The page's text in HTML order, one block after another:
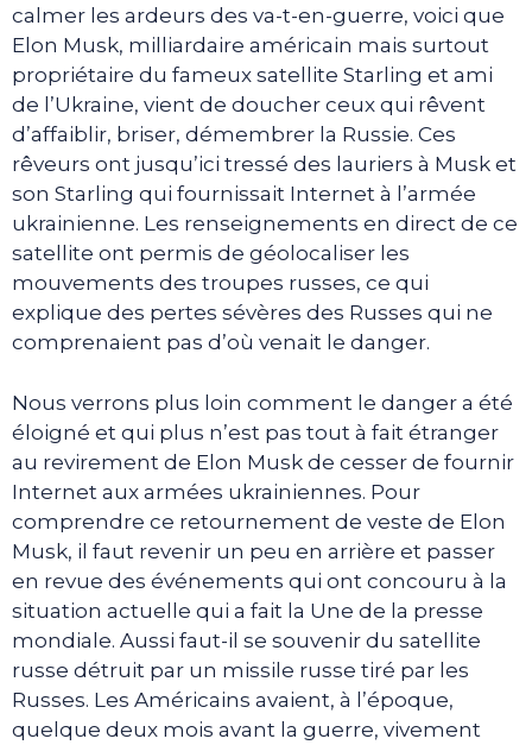
calmer les ardeurs des va-t-en-guerre, voici que
Elon Musk, milliardaire américain mais surtout
propriétaire du fameux satellite Starling et ami
de l’Ukraine, vient de doucher ceux qui rêvent
d’affaiblir, briser, démembrer la Russie. Ces
rêveurs ont jusqu’ici tressé des lauriers à Musk et
son Starling qui fournissait Internet à l’armée
ukrainienne. Les renseignements en direct de ce
satellite ont permis de géolocaliser les
mouvements des troupes russes, ce qui
explique des pertes sévères des Russes qui ne
comprenaient pas d’où venait le danger.
Nous verrons plus loin comment le danger a été
éloigné et qui plus n’est pas tout à fait étranger
au revirement de Elon Musk de cesser de fournir
Internet aux armées ukrainiennes. Pour
comprendre ce retournement de veste de Elon
Musk, il faut revenir un peu en arrière et passer
en revue des événements qui ont concouru à la
situation actuelle qui a fait la Une de la presse
mondiale. Aussi faut-il se souvenir du satellite
russe détruit par un missile russe tiré par les
Russes. Les Américains avaient, à l’époque,
quelque deux mois avant la guerre, vivement